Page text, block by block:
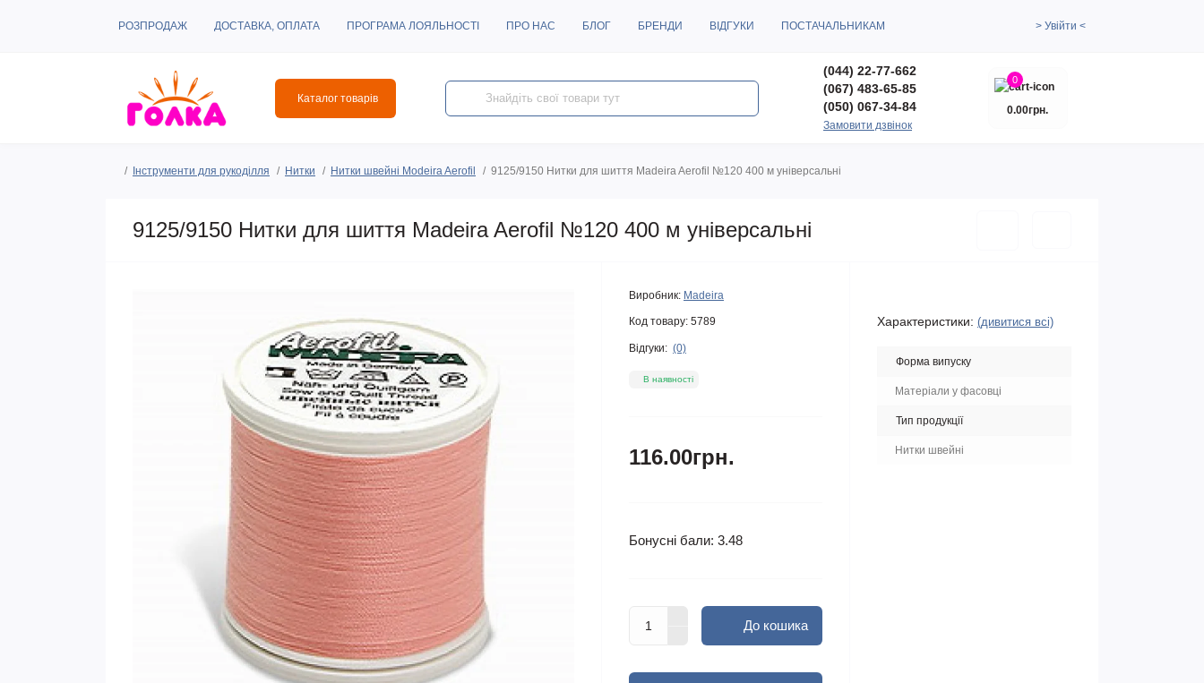
РОЗПРОДАЖ ДОСТАВКА, ОПЛАТА ПРОГРАМА ЛОЯЛЬНОСТІ ПРО НАС БЛОГ БРЕНДИ ВІДГУКИ ПОСТАЧАЛЬНИКАМ > Увійти <
Каталог товарів
(044) 22-77-662
(067) 483-65-85
(050) 067-34-84
Замовити дзвінок
0
0.00грн.
Інструменти для рукоділля Нитки Нитки швейні Modeira Aerofil 9125/9150 Нитки для шиття Madeira Aerofil №120 400 м універсальні
9125/9150 Нитки для шиття Madeira Aerofil №120 400 м універсальні
Виробник: Madeira
Код товару: 5789
Відгуки: (0)
В наявності
116.00грн.
Бонусні бали: 3.48
До кошика
Характеристики: (дивитися всі)
Форма випуску
Матеріали у фасовці
Тип продукції
Нитки швейні